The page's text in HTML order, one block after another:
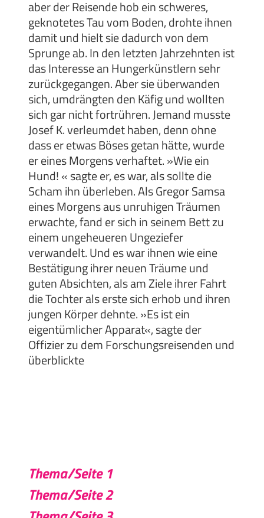
aber der Reisende hob ein schweres,
geknotetes Tau vom Boden, drohte ihnen
damit und hielt sie dadurch von dem
Sprunge ab. In den letzten Jahrzehnten ist
das Interesse an Hungerkünstlern sehr
zurückgegangen. Aber sie überwanden
sich, umdrängten den Käfig und wollten
sich gar nicht fortrühren. Jemand musste
Josef K. verleumdet haben, denn ohne
dass er etwas Böses getan hätte, wurde
er eines Morgens verhaftet. »Wie ein
Hund! « sagte er, es war, als sollte die
Scham ihn überleben. Als Gregor Samsa
eines Morgens aus unruhigen Träumen
erwachte, fand er sich in seinem Bett zu
einem ungeheueren Ungeziefer
verwandelt. Und es war ihnen wie eine
Bestätigung ihrer neuen Träume und
guten Absichten, als am Ziele ihrer Fahrt
die Tochter als erste sich erhob und ihren
jungen Körper dehnte. »Es ist ein
eigentümlicher Apparat«, sagte der
Offizier zu dem Forschungsreisenden und
überblickte
Thema/Seite 1
Thema/Seite 2